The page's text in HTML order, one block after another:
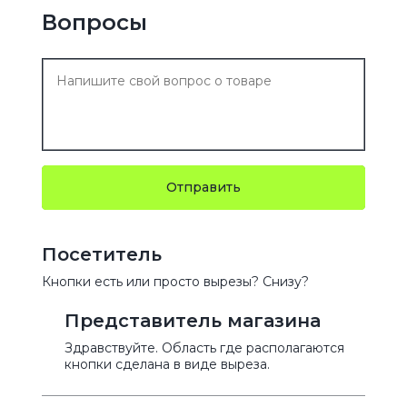
Вопросы
Отправить
Посетитель
Кнопки есть или просто вырезы? Снизу?
Представитель магазина
Здравствуйте. Область где располагаются
кнопки сделана в виде выреза.